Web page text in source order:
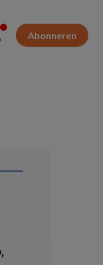
Abonneren